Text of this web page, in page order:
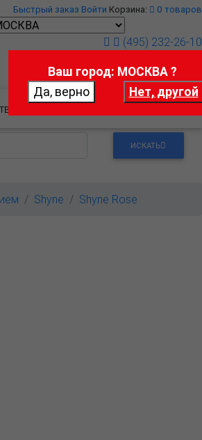
Быстрый заказ Войти Корзина: 0 товаров
(495) 232-26-10
ИСКАТЬ
Shyne Shyne Rose
Ваш город: МОСКВА ?